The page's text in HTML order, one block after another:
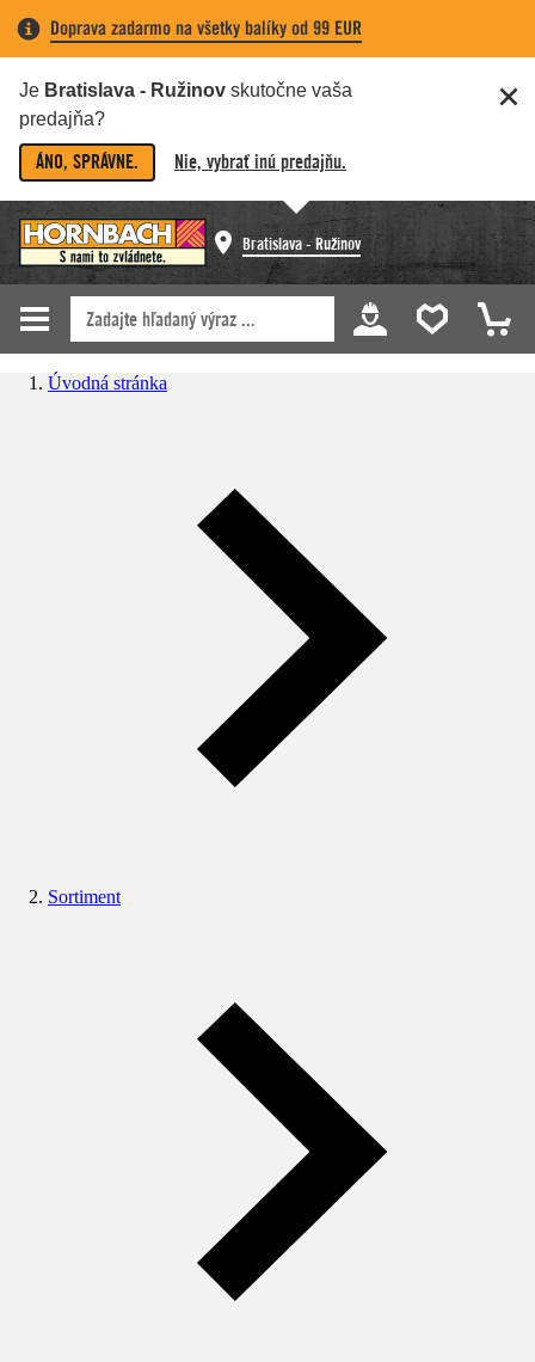
Doprava zadarmo na všetky balíky od 99 EUR
Je Bratislava - Ružinov skutočne vaša
predajňa?
ÁNO, SPRÁVNE. Nie, vybrať inú predajňu.
Bratislava - Ružinov
Úvodná stránka
Sortiment